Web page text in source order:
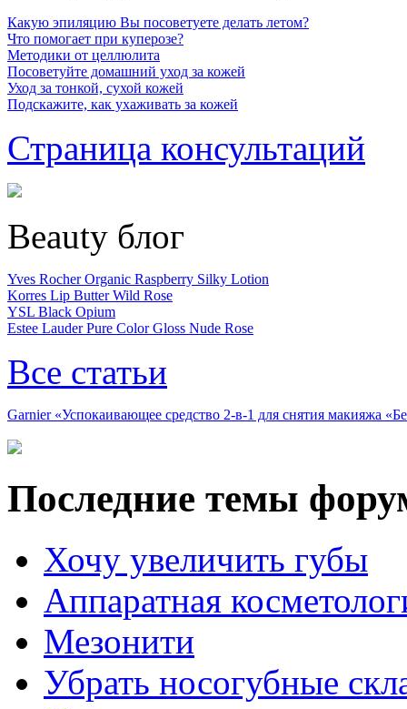
Какую эпиляцию Вы посоветуете делать летом?
Что помогает при куперозе?
Методики от целлюлита
Посоветуйте домашний уход за кожей
Уход за тонкой, сухой кожей
Подскажите, как ухаживать за кожей
Страница консультаций
Beauty блог
Yves Rocher Organic Raspberry Silky Lotion
Korres Lip Butter Wild Rose
YSL Black Opium
Estee Lauder Pure Color Gloss Nude Rose
Все статьи
Garnier «Успокаивающее средство 2-в-1 для снятия макияжа
Последние темы
Хочу увеличить губы
Аппаратная
Мезонити
Убрать носогубные